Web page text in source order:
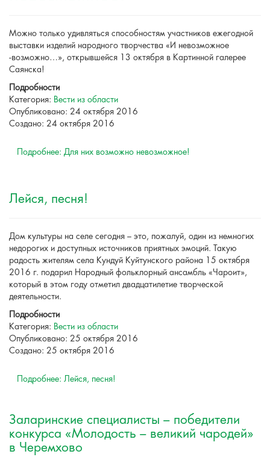
Можно только удивляться способностям участников ежегодной
выставки изделий народного творчества «И невозможное
-возможно…», открывшейся 13 октября в Картинной галерее
Саянска!
Подробности
Категория: Вести из области
Опубликовано: 24 октября 2016
Создано: 24 октября 2016
Подробнее: Для них возможно невозможное!
Лейся, песня!
Дом культуры на селе сегодня – это, пожалуй, один из немногих
недорогих и доступных источников приятных эмоций. Такую
радость жителям села Кундуй Куйтунского района 15 октября
2016 г. подарил Народный фольклорный ансамбль «Чароит»,
который в этом году отметил двадцатилетие творческой
деятельности.
Подробности
Категория: Вести из области
Опубликовано: 25 октября 2016
Создано: 25 октября 2016
Подробнее: Лейся, песня!
Заларинские специалисты – победители
конкурса «Молодость – великий чародей»
в Черемхово